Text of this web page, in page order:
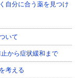
自分に合う薬を見つけ
いて
から症状緩和まで
考える